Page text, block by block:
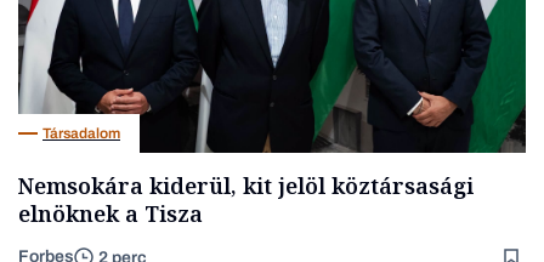
Társadalom
Nemsokára kiderül, kit jelöl köztársasági
elnöknek a Tisza
Forbes 2 perc